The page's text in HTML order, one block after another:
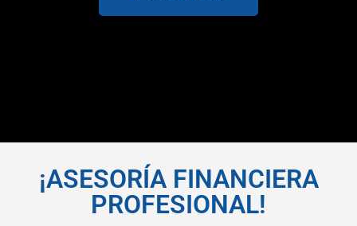
¡ASESORÍA FINANCIERA
PROFESIONAL!